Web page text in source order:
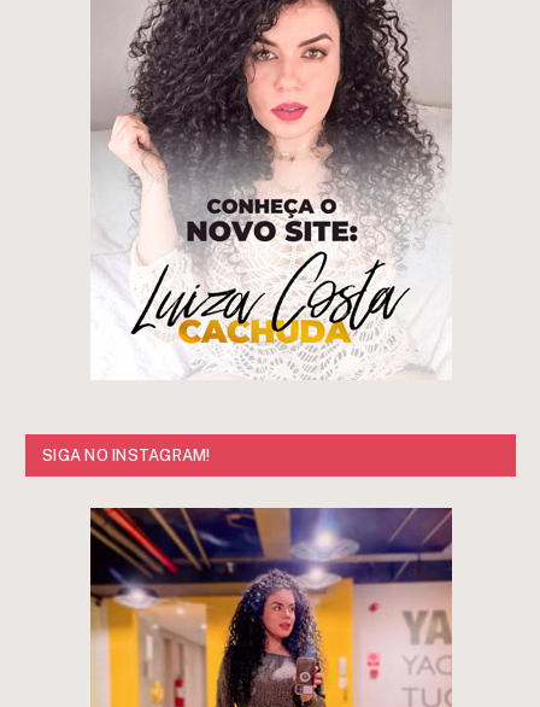
SIGA NO INSTAGRAM!